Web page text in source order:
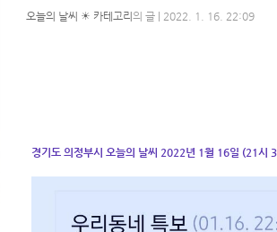
오늘의 날씨 ☀ 카테고리 의 글 | 2022. 1. 16. 22:09
경기도 의정부시 오늘의 날씨 2022년 1월 16일 (21시